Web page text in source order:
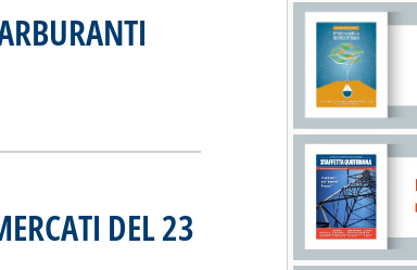
. Sottotitolo: Supplemento speciale prezzi
. Pubblicata giovedì 28 dicembre 2000 alle 15.35.
DEL 23